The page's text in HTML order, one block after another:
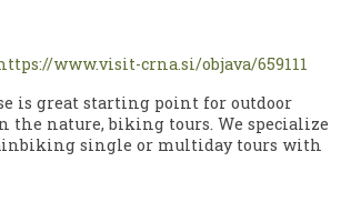
www.visit-crna.si/objava/659111
is great starting point for outdoor
the nature, biking tours. We specialize
single or multiday tours with